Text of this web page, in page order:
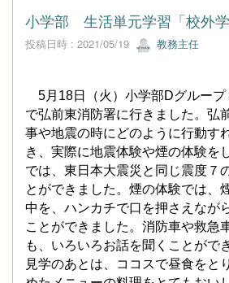
小学部 生活単元学習「校外学
投稿日時 : 2021/05/19 教務主任
5月 18日（火）小学部Dグループ
で弘前東消防署に行きました。弘
事や地震の時にどのように行動す
き、実際に地震体験や煙の体験を
では、東日本大震災と同じ震度７
とができました。煙の体験では、
中を、ハンカチで口を押さえなが
ことができました。消防車や救急
も、いろいろお話を聞くことがで
見学のあとは、ココスで昼食をと